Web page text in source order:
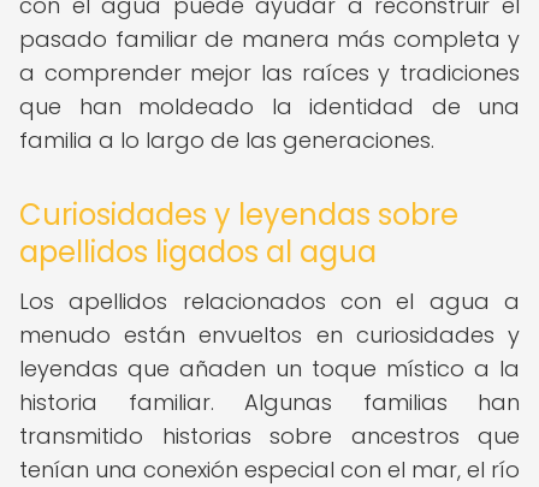
pasado familiar de manera más completa y
a comprender mejor las raíces y tradiciones
que han moldeado la identidad de una
familia a lo largo de las generaciones.
Curiosidades y leyendas sobre
apellidos ligados al agua
Los apellidos relacionados con el agua a
menudo están envueltos en curiosidades y
leyendas que añaden un toque místico a la
historia familiar. Algunas familias han
transmitido historias sobre ancestros que
tenían una conexión especial con el mar, el río